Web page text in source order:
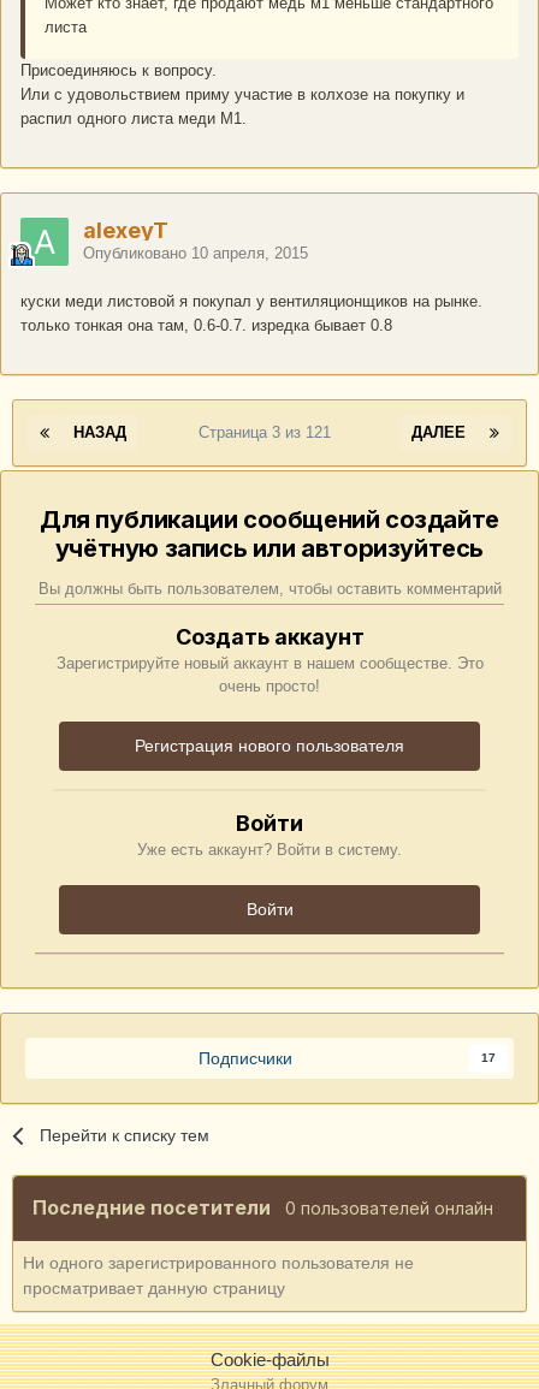
листа
Присоединяюсь к вопросу.
Или с удовольствием приму участие в колхозе на покупку и
распил одного листа меди М1.
alexeyT
Опубликовано 10 апреля, 2015
куски меди листовой я покупал у вентиляционщиков на рынке.
только тонкая она там, 0.6-0.7. изредка бывает 0.8
НАЗАД ДАЛЕЕ
Страница 3 из 121
Для публикации сообщений создайте
учётную запись или авторизуйтесь
Вы должны быть пользователем, чтобы оставить комментарий
Создать аккаунт
Зарегистрируйте новый аккаунт в нашем сообществе. Это
очень просто!
Регистрация нового пользователя
Войти
Уже есть аккаунт? Войти в систему.
Войти
Подписчики 17
Перейти к списку тем
Последние посетители 0 пользователей онлайн
Ни одного зарегистрированного пользователя не
просматривает данную страницу
Cookie-файлы
Злачный форум